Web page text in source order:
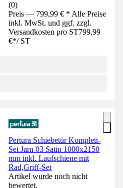
(0)
Preis — 799,99 € * Alle Preise
inkl. MwSt. und ggf. zzgl.
Versandkosten pro ST799,99
€*/ ST
Pertura Schiebetür Komplett-
Set Jarn 03 Satin 1000x2150
mm inkl. Laufschiene mit
Rad,Griff-Set
Artikel wurde noch nicht
bewertet.